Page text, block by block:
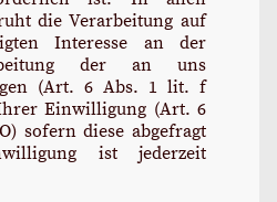
die Verarbeitung auf
Interesse an der
der an uns
(Art. 6 Abs. 1 lit. f
Einwilligung (Art. 6
sofern diese abgefragt
ist jederzeit